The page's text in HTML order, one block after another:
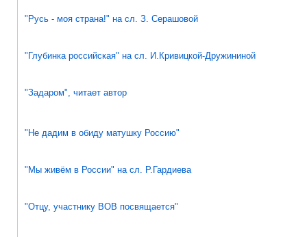
"Русь - моя страна!" на сл. З. Серашовой
"Глубинка российская" на сл. И.Кривицкой-Дружининой
"Задаром", читает автор
"Не дадим в обиду матушку Россию"
"Мы живём в России" на сл. Р.Гардиева
"Отцу, участнику ВОВ посвящается"